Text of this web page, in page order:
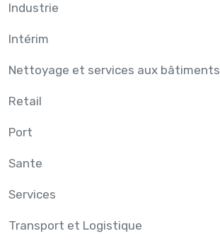
Industrie
Intérim
Nettoyage et services aux bâtiments
Retail
Port
Sante
Services
Transport et Logistique